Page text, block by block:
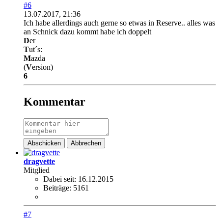
#6
13.07.2017, 21:36
Ich habe allerdings auch gerne so etwas in Reserve.. alles was
an Schnick dazu kommt habe ich doppelt
Der
Tut´s:
Mazda
(Version)
6
Kommentar
Abschicken Abbrechen
dragvette
Mitglied
Dabei seit: 16.12.2015
Beiträge: 5161
#7